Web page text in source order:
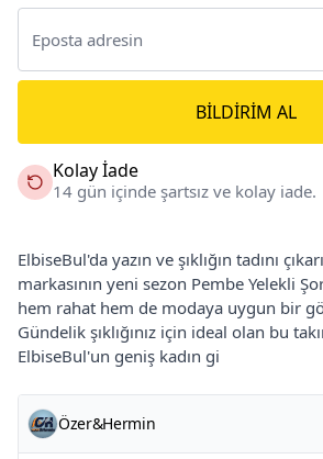
BILDIRIM AL
Kolay İade
14 gün içinde şartsız ve kolay iade.
ElbiseBul'da yazın ve şıklığın tadını
markasının yeni sezon Pembe Yelekli
hem rahat hem de modaya uygun bir
Gündelik şıklığınız için ideal olan bu
ElbiseBul'un geniş kadın gi
Özer&Hermin